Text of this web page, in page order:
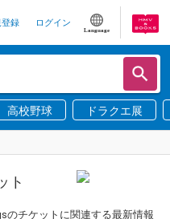
登録 ログイン
Language
高校野球 ドラクエ展
ト
のチケットに関連する最新情報